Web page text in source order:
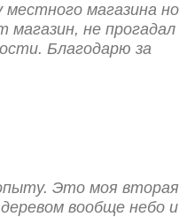
магазина но
магазин, не прогадал
Благодарю за
Это моя вторая
вообще небо и